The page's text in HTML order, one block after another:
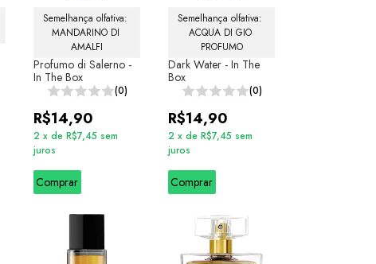
Semelhança olfativa:
MANDARINO DI
AMALFI
Profumo di Salerno -
In The Box
(0)
R$14,90
2 x de R$7,45 sem
juros
Comprar
Semelhança olfativa:
ACQUA DI GIO
PROFUMO
Dark Water - In The
Box
(0)
R$14,90
2 x de R$7,45 sem
juros
Comprar